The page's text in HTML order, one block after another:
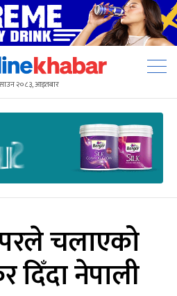
२०८३, आइतबार
चलाएको
दिँदा नेपाली